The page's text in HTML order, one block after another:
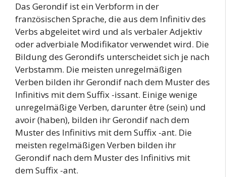
Das Gerondif ist ein Verbform in der
französischen Sprache, die aus dem Infinitiv des
Verbs abgeleitet wird und als verbaler Adjektiv
oder adverbiale Modifikator verwendet wird. Die
Bildung des Gerondifs unterscheidet sich je nach
Verbstamm. Die meisten unregelmäßigen
Verben bilden ihr Gerondif nach dem Muster des
Infinitivs mit dem Suffix -issant. Einige wenige
unregelmäßige Verben, darunter être (sein) und
avoir (haben), bilden ihr Gerondif nach dem
Muster des Infinitivs mit dem Suffix -ant. Die
meisten regelmäßigen Verben bilden ihr
Gerondif nach dem Muster des Infinitivs mit
dem Suffix -ant.